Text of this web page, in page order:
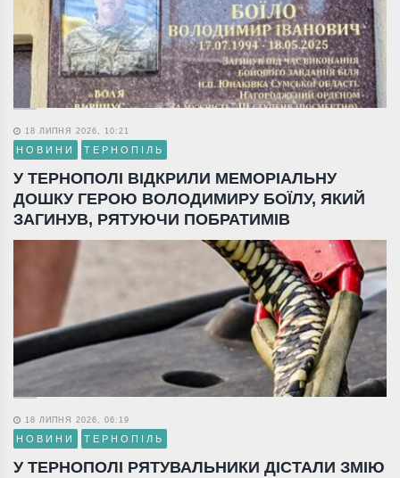
18 ЛИПНЯ 2026, 10:21
НОВИНИ ТЕРНОПІЛЬ
У ТЕРНОПОЛІ ВІДКРИЛИ МЕМОРІАЛЬНУ
ДОШКУ ГЕРОЮ ВОЛОДИМИРУ БОЇЛУ, ЯКИЙ
ЗАГИНУВ, РЯТУЮЧИ ПОБРАТИМІВ
18 ЛИПНЯ 2026, 06:19
НОВИНИ ТЕРНОПІЛЬ
У ТЕРНОПОЛІ РЯТУВАЛЬНИКИ ДІСТАЛИ ЗМІЮ